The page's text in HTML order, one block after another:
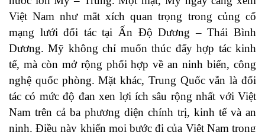
Việt Nam như mắt xích quan trọng trong củng cố
mạng lưới đối tác tại Ấn Độ Dương – Thái Bình
Dương. Mỹ không chỉ muốn thúc đẩy hợp tác kinh
tế, mà còn mở rộng phối hợp về an ninh biển, công
nghệ quốc phòng. Mặt khác, Trung Quốc vẫn là đối
tác có mức độ đan xen lợi ích sâu rộng nhất với Việt
Nam trên cả ba phương diện chính trị, kinh tế và an
ninh. Điều này khiến mọi bước đi của Việt Nam trong